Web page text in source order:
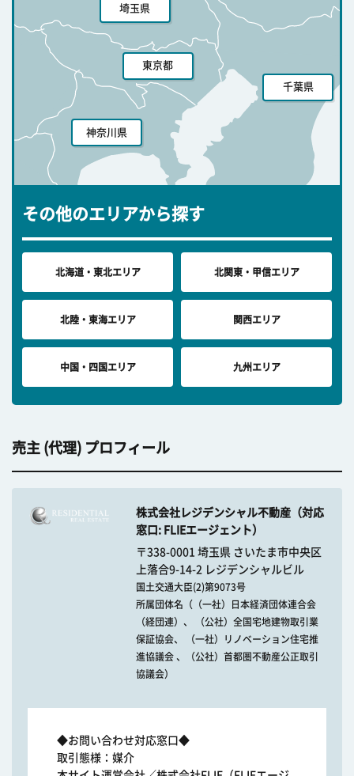
埼玉県
東京都
千葉県
神奈川県
その他のエリアから探す
北海道・東北エリア 北関東・甲信エリア
北陸・東海エリア 関西エリア
中国・四国エリア 九州エリア
売主 (代理) プロフィール
株式会社レジデンシャル不動産（対応
窓口: FLIEエージェント）
〒338-0001 埼玉県 さいたま市中央区
上落合9-14-2 レジデンシャルビル
国土交通大臣(2)第9073号
所属団体名（（一社）日本経済団体連合会
（経団連）、 （公社）全国宅地建物取引業
保証協会、 （一社）リノベーション住宅推
進協議会 、（公社）首都圏不動産公正取引
協議会）
◆お問い合わせ対応窓口◆
取引態様：媒介